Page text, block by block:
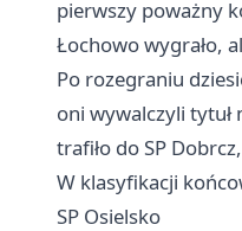
pierwszy poważny
Łochowo wygrało,
Po rozegraniu
oni wywalczyli
trafiło do SP
W klasyfikacji
SP Osielsko